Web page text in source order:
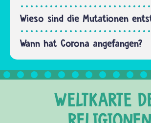
Wieso sind die Mutationen
Wann hat Corona angefangen?